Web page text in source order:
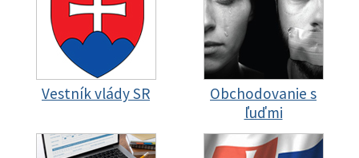
Vestník vlády SR
Obchodovanie s
ľuďmi